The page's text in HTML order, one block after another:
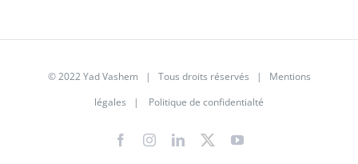
© 2022 Yad Vashem | Tous droits réservés | Mentions
légales | Politique de confidentialté
FacebookInstagramLinkedIn
X YouTube